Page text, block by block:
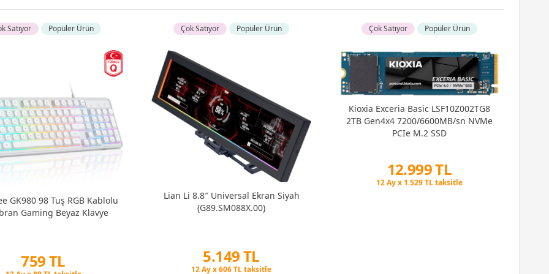
Satıyor Popüler Ürün
GK980 98 Tuş RGB Kablolu
Gaming Beyaz Klavye
759 TL
Çok Satıyor Popüler Ürün
Lian Li 8.8″ Universal Ekran Siyah
(G89.SM088X.00)
5.149 TL
Peşin Fiyatına 3 Taksit
Çok Satıyor Popüler Ürün
Kioxia Exceria Basic LSF10Z002TG8
2TB Gen4x4 7200/6600MB/sn NVMe
PCIe M.2 SSD
12.999 TL
Peşin Fiyatına 3 Taksit